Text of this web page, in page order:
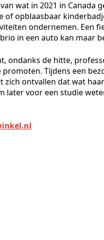
wat in 2021 in Canada
of opblaasbaar
ondernemen. Een
in een auto kan maar
ondanks de hitte,
Tijdens een
zich ontvallen dat wat
later voor een studie